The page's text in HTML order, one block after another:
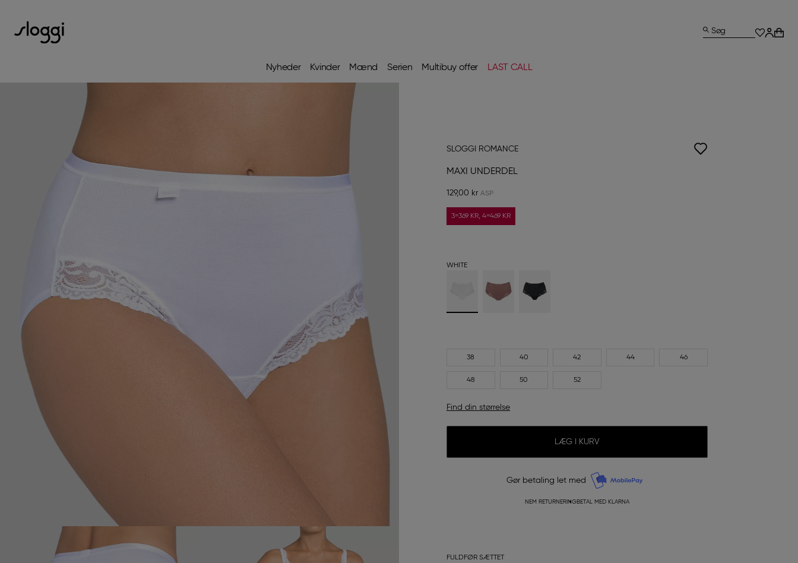
Nyheder Kvinder Mænd Serien Multibuy offer LAST CALL
Søg
SLOGGI ROMANCE
MAXI UNDERDEL
129,00 kr
3=369 KR, 4=469 KR
WHITE
38 40 42 44 46
48 50 52
Find din størrelse
LÆG I KURV
Gør betaling let med
NEM RETURNERINGBETAL MED KLARNA
FULDFØR SÆTTET